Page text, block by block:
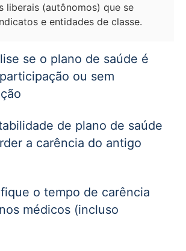
liberais (autônomos) que se
e entidades de classe.
se o plano de saúde é
ou sem
de plano de saúde
a carência do antigo
o tempo de carência
médicos (incluso